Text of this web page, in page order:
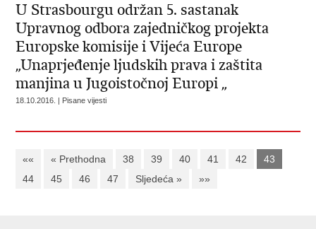
U Strasbourgu održan 5. sastanak
Upravnog odbora zajedničkog projekta
Europske komisije i Vijeća Europe
„Unaprjeđenje ljudskih prava i zaštita
manjina u Jugoistočnoj Europi „
18.10.2016. | Pisane vijesti
«« « Prethodna 38 39 40 41 42
43
44
45 46 47 Sljedeća » »»